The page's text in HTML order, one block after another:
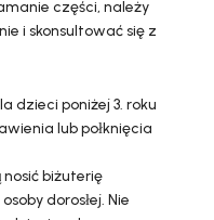
części, należy
i skonsultować się z
dzieci poniżej 3. roku
lub połknięcia
nosić biżuterię
dorosłej. Nie